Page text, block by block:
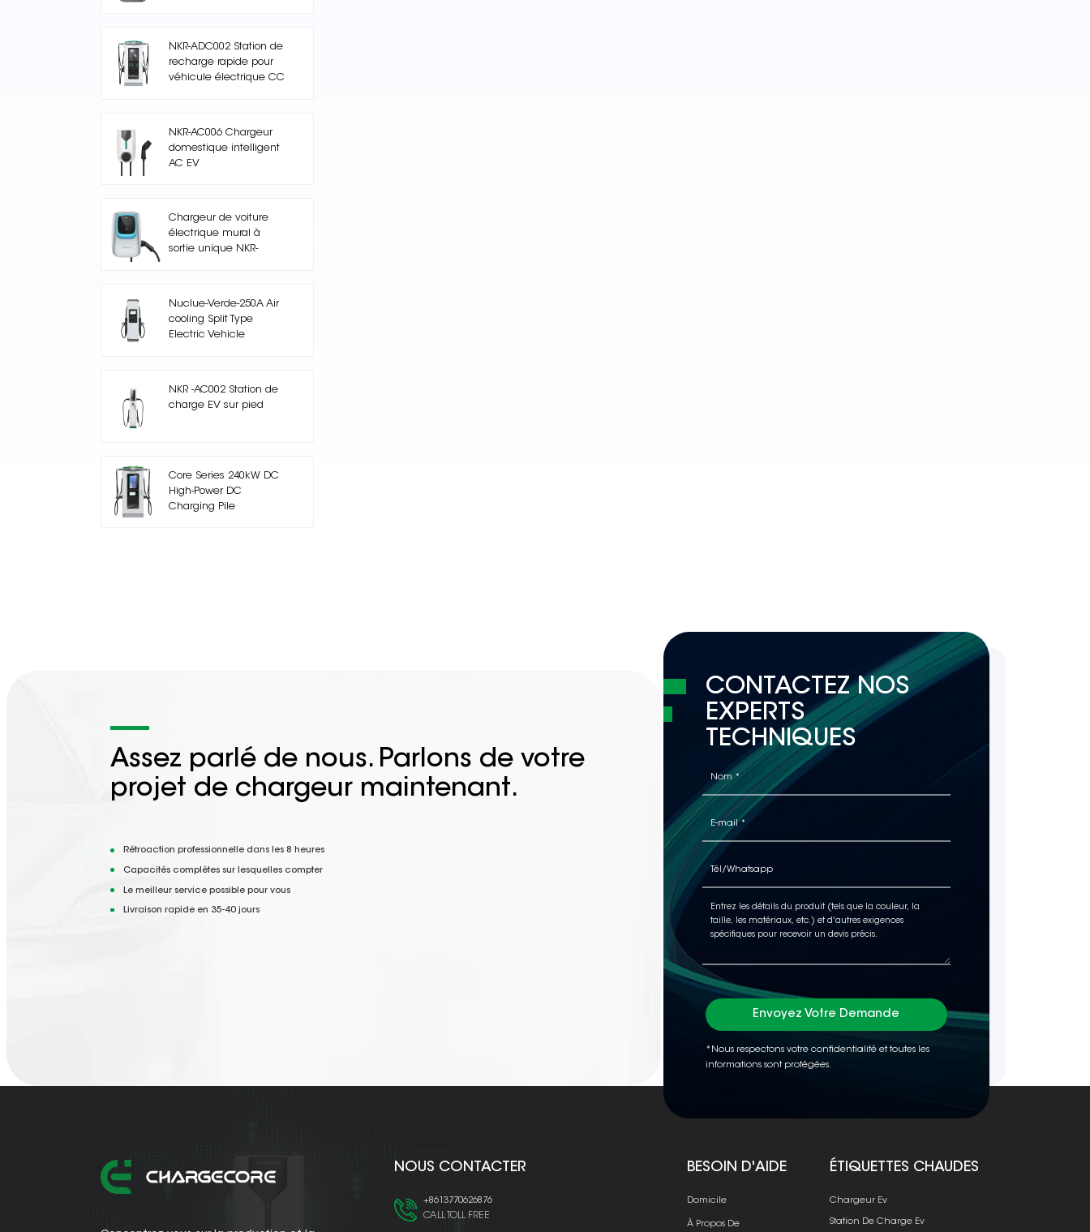
NKR-ADC002 Station de
recharge rapide pour
véhicule électrique CC
NKR-AC006 Chargeur
domestique intelligent
AC EV
Chargeur de voiture
électrique mural à
sortie unique NKR-
Nuclue-Verde-250A Air
cooling Split Type
Electric Vehicle
NKR -AC002 Station de
charge EV sur pied
Core Series 240kW DC
High-Power DC
Charging Pile
Assez parlé de nous. Parlons de votre
projet de chargeur maintenant.
Rétroaction professionnelle dans les 8 heures
Capacités complètes sur lesquelles compter
Le meilleur service possible pour vous
Livraison rapide en 35-40 jours
CONTACTEZ NOS
EXPERTS
TECHNIQUES
Envoyez Votre Demande
*Nous respectons votre confidentialité et toutes les
informations sont protégées.
NOUS CONTACTER
+8613770626876
CALL TOLL FREE
BESOIN D'AIDE
Domicile
À Propos De
ÉTIQUETTES CHAUDES
Chargeur Ev
Station De Charge Ev